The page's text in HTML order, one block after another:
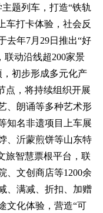
题列车，打造“铁轨
车打卡体验，社会反
去年7月29日推出“好
联动沿线超200家景
初步形成多元化产
点，将持续组织开展
、朗诵等多种艺术形
知名非遗项目上车展
、沂蒙煎饼等山东特
旅智慧票根平台，联
、文创商店等1200余
、满减、折扣、加赠
文化体验，营造“可